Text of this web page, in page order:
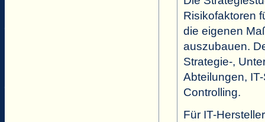
Risikofaktoren
die eigenen
auszubauen.
Strategie-,
Abteilungen,
Controlling.
Für IT-